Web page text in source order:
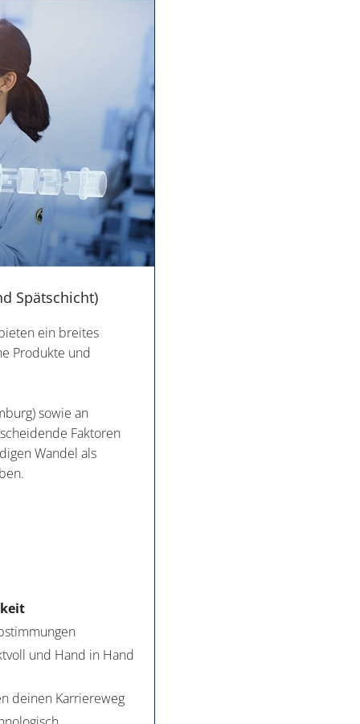
Spätschicht)
ein breites
Produkte und
sowie an
Faktoren
Wandel als
und Hand in Hand
deinen Karriereweg